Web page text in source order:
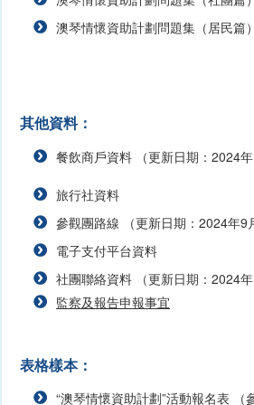
澳琴情懷資助計劃問題集（居民
其他資料：
餐飲商戶資料 （更新日期：2024年
旅行社資料
參觀團路線 （更新日期：2024年9
電子支付平台資料
社團聯絡資料 （更新日期：2024年
監察及報告申報事宜
表格樣本：
“澳琴情懷資助計劃”活動報名表 （